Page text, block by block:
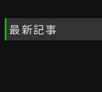
最新記事